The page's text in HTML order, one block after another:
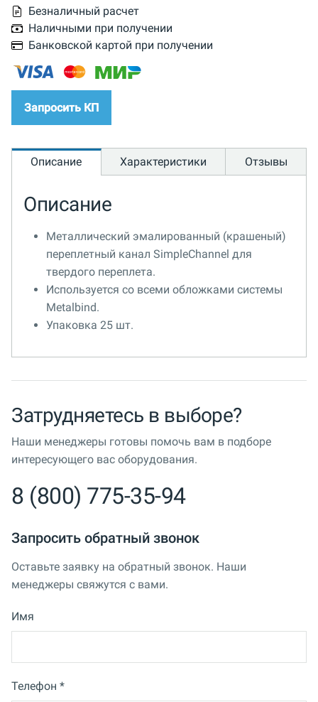
Безналичный расчет
Наличными при получении
Банковской картой при получении
Запросить КП
Описание Характеристики Отзывы
Описание
Металлический эмалированный (крашеный)
переплетный канал SimpleChannel для
твердого переплета.
Используется со всеми обложками системы
Metalbind.
Упаковка 25 шт.
Затрудняетесь в выборе?
Наши менеджеры готовы помочь вам в подборе
интересующего вас оборудования.
8 (800) 775-35-94
Запросить обратный звонок
Оставьте заявку на обратный звонок. Наши
менеджеры свяжутся с вами.
Имя
Телефон *